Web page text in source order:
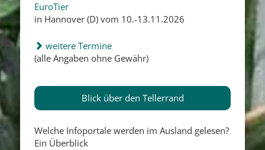
EuroTier
in Hannover (D) vom 10.-13.11.2026
weitere Termine
(alle Angaben ohne Gewähr)
Blick über den Tellerrand
Welche Infoportale werden im Ausland gelesen?
Ein Überblick